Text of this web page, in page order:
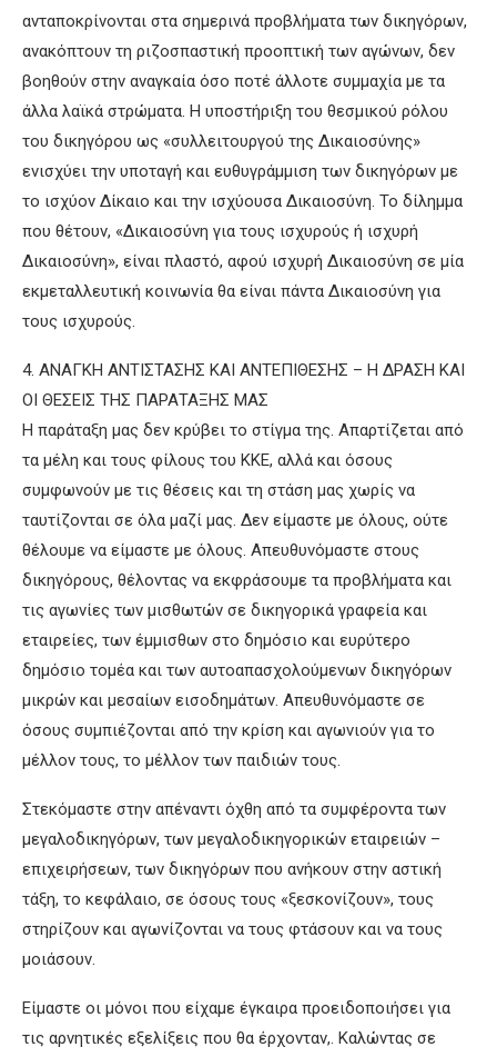
ανταποκρίνονται στα σημερινά προβλήματα των δικηγόρων,
ανακόπτουν τη ριζοσπαστική προοπτική των αγώνων, δεν
βοηθούν στην αναγκαία όσο ποτέ άλλοτε συμμαχία με τα
άλλα λαϊκά στρώματα. Η υποστήριξη του θεσμικού ρόλου
του δικηγόρου ως «συλλειτουργού της Δικαιοσύνης»
ενισχύει την υποταγή και ευθυγράμμιση των δικηγόρων με
το ισχύον Δίκαιο και την ισχύουσα Δικαιοσύνη. Το δίλημμα
που θέτουν, «Δικαιοσύνη για τους ισχυρούς ή ισχυρή
Δικαιοσύνη», είναι πλαστό, αφού ισχυρή Δικαιοσύνη σε μία
εκμεταλλευτική κοινωνία θα είναι πάντα Δικαιοσύνη για
τους ισχυρούς.
4. ΑΝΑΓΚΗ ΑΝΤΙΣΤΑΣΗΣ ΚΑΙ ΑΝΤΕΠΙΘΕΣΗΣ – Η ΔΡΑΣΗ ΚΑΙ
ΟΙ ΘΕΣΕΙΣ ΤΗΣ ΠΑΡΑΤΑΞΗΣ ΜΑΣ
Η παράταξη μας δεν κρύβει το στίγμα της. Απαρτίζεται από
τα μέλη και τους φίλους του ΚΚΕ, αλλά και όσους
συμφωνούν με τις θέσεις και τη στάση μας χωρίς να
ταυτίζονται σε όλα μαζί μας. Δεν είμαστε με όλους, ούτε
θέλουμε να είμαστε με όλους. Απευθυνόμαστε στους
δικηγόρους, θέλοντας να εκφράσουμε τα προβλήματα και
τις αγωνίες των μισθωτών σε δικηγορικά γραφεία και
εταιρείες, των έμμισθων στο δημόσιο και ευρύτερο
δημόσιο τομέα και των αυτοαπασχολούμενων δικηγόρων
μικρών και μεσαίων εισοδημάτων. Απευθυνόμαστε σε
όσους συμπιέζονται από την κρίση και αγωνιούν για το
μέλλον τους, το μέλλον των παιδιών τους.
Στεκόμαστε στην απέναντι όχθη από τα συμφέροντα των
μεγαλοδικηγόρων, των μεγαλοδικηγορικών εταιρειών –
επιχειρήσεων, των δικηγόρων που ανήκουν στην αστική
τάξη, το κεφάλαιο, σε όσους τους «ξεσκονίζουν», τους
στηρίζουν και αγωνίζονται να τους φτάσουν και να τους
μοιάσουν.
Είμαστε οι μόνοι που είχαμε έγκαιρα προειδοποιήσει για
τις αρνητικές εξελίξεις που θα έρχονταν,. Καλώντας σε